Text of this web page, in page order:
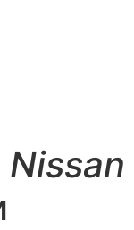
Nissan